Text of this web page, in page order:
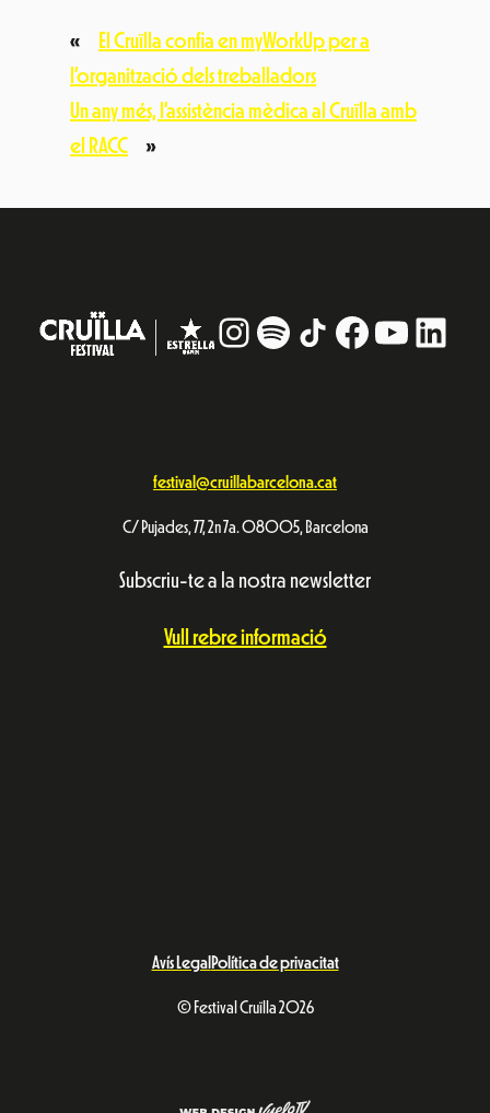
«
El Cruïlla confia en myWorkUp per a
l’organització dels treballadors
Un any més, l’assistència mèdica al Cruïlla amb
el RACC
»
Instagram
# TikTokFacebook
festival@cruillabarcelona.cat
C/ Pujades, 77, 2n 7a. 08005, Barcelona
Subscriu-te a la nostra newsletter
Vull rebre informació
Avís Legal Política de privacitat
© Festival Cruïlla 2026